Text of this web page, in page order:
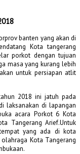
banten yang akan di
Kota tangerang
porkot dengan tujuan
masa yang kurang lebih
untuk persiapan atlit
2018 ini jatuh pada
laksanakan di lapangan
acara Porkot 6 Kota
Tangerang Arief.Untuk
yang ada di kota
Kota Tangerang